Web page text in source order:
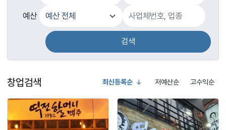
예산
검색
창업검색 최신등록순 저예산순 고수익순